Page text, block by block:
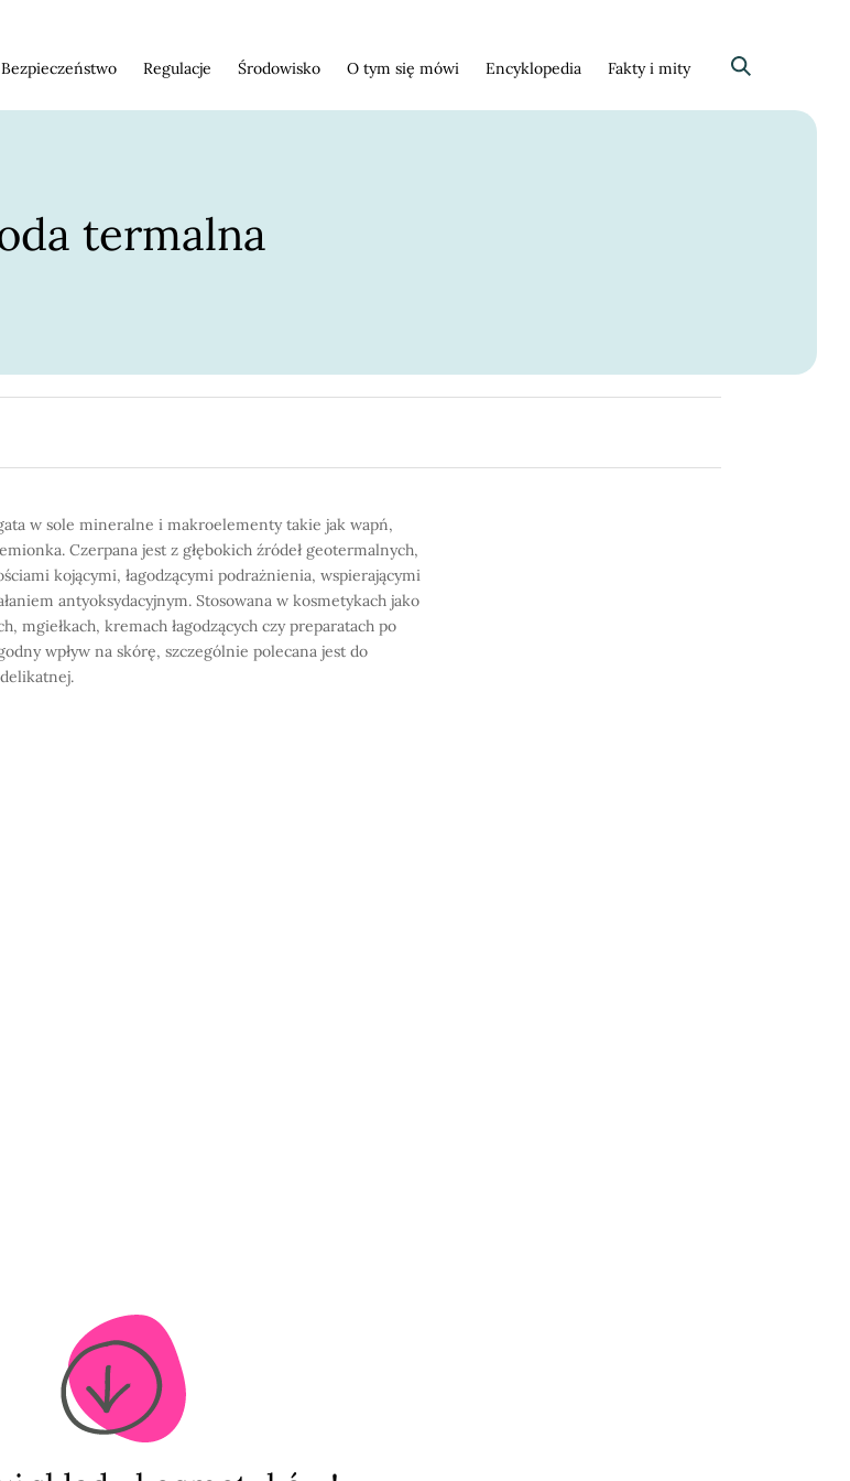
Bezpieczeństwo Regulacje Środowisko O tym się mówi Encyklopedia Fakty i mity Szukaj
termalna
w sole mineralne i makroelementy takie jak wapń,
Czerpana jest z głębokich źródeł geotermalnych,
kojącymi, łagodzącymi podrażnienia, wspierającymi
antyoksydacyjnym. Stosowana w kosmetykach jako
mgiełkach, kremach łagodzących czy preparatach po
wpływ na skórę, szczególnie polecana jest do